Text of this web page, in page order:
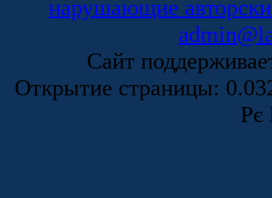
нарушающие
Сайт
Открытие страницы:
Рє